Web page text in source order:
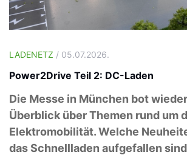
LADENETZ / 05.07.2026.
Power2Drive Teil 2: DC-Laden
Die Messe in München bot
Überblick über Themen rund um
Elektromobilität. Welche
das Schnellladen aufgefallen